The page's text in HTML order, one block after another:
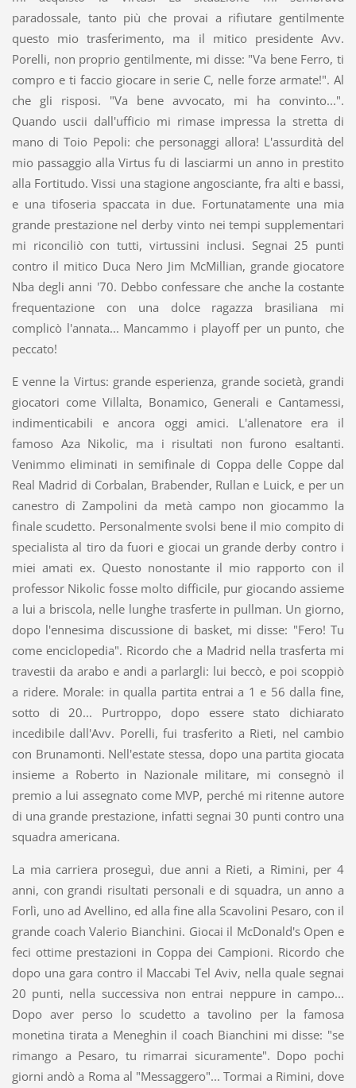
paradossale, tanto più che provai a rifiutare gentilmente
questo mio trasferimento, ma il mitico presidente Avv.
Porelli, non proprio gentilmente, mi disse: "Va bene Ferro, ti
compro e ti faccio giocare in serie C, nelle forze armate!". Al
che gli risposi. "Va bene avvocato, mi ha convinto...".
Quando uscii dall'ufficio mi rimase impressa la stretta di
mano di Toio Pepoli: che personaggi allora! L'assurdità del
mio passaggio alla Virtus fu di lasciarmi un anno in prestito
alla Fortitudo. Vissi una stagione angosciante, fra alti e bassi,
e una tifoseria spaccata in due. Fortunatamente una mia
grande prestazione nel derby vinto nei tempi supplementari
mi riconciliò con tutti, virtussini inclusi. Segnai 25 punti
contro il mitico Duca Nero Jim McMillian, grande giocatore
Nba degli anni '70. Debbo confessare che anche la costante
frequentazione con una dolce ragazza brasiliana mi
complicò l'annata... Mancammo i playoff per un punto, che
peccato!
E venne la Virtus: grande esperienza, grande società, grandi
giocatori come Villalta, Bonamico, Generali e Cantamessi,
indimenticabili e ancora oggi amici. L'allenatore era il
famoso Aza Nikolic, ma i risultati non furono esaltanti.
Venimmo eliminati in semifinale di Coppa delle Coppe dal
Real Madrid di Corbalan, Brabender, Rullan e Luick, e per un
canestro di Zampolini da metà campo non giocammo la
finale scudetto. Personalmente svolsi bene il mio compito di
specialista al tiro da fuori e giocai un grande derby contro i
miei amati ex. Questo nonostante il mio rapporto con il
professor Nikolic fosse molto difficile, pur giocando assieme
a lui a briscola, nelle lunghe trasferte in pullman. Un giorno,
dopo l'ennesima discussione di basket, mi disse: "Fero! Tu
come enciclopedia". Ricordo che a Madrid nella trasferta mi
travestii da arabo e andi a parlargli: lui beccò, e poi scoppiò
a ridere. Morale: in qualla partita entrai a 1 e 56 dalla fine,
sotto di 20... Purtroppo, dopo essere stato dichiarato
incedibile dall'Avv. Porelli, fui trasferito a Rieti, nel cambio
con Brunamonti. Nell'estate stessa, dopo una partita giocata
insieme a Roberto in Nazionale militare, mi consegnò il
premio a lui assegnato come MVP, perché mi ritenne autore
di una grande prestazione, infatti segnai 30 punti contro una
squadra americana.
La mia carriera proseguì, due anni a Rieti, a Rimini, per 4
anni, con grandi risultati personali e di squadra, un anno a
Forlì, uno ad Avellino, ed alla fine alla Scavolini Pesaro, con il
grande coach Valerio Bianchini. Giocai il McDonald's Open e
feci ottime prestazioni in Coppa dei Campioni. Ricordo che
dopo una gara contro il Maccabi Tel Aviv, nella quale segnai
20 punti, nella successiva non entrai neppure in campo...
Dopo aver perso lo scudetto a tavolino per la famosa
monetina tirata a Meneghin il coach Bianchini mi disse: "se
rimango a Pesaro, tu rimarrai sicuramente". Dopo pochi
giorni andò a Roma al "Messaggero"... Tormai a Rimini, dove